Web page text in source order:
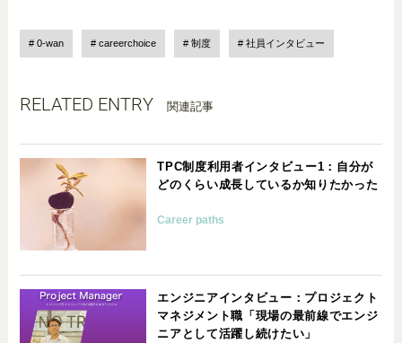
0-wan careerchoice 制度 社員インタビュー
RELATED ENTRY 関連記事
TPC制度利用者インタビュー1：自分が
どのくらい成長しているか知りたかった
Career paths
エンジニアインタビュー：プロジェクト
マネジメント職「現場の最前線でエンジ
ニアとして活躍し続けたい」